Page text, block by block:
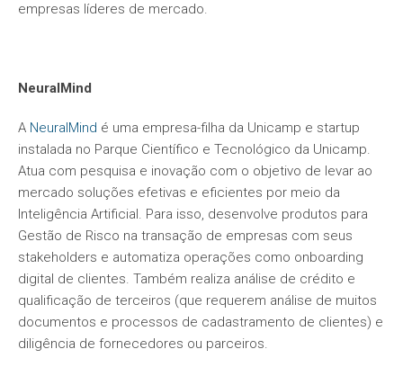
empresas líderes de mercado.
NeuralMind
A NeuralMind é uma empresa-filha da Unicamp e startup
instalada no Parque Científico e Tecnológico da Unicamp.
Atua com pesquisa e inovação com o objetivo de levar ao
mercado soluções efetivas e eficientes por meio da
Inteligência Artificial. Para isso, desenvolve produtos para
Gestão de Risco na transação de empresas com seus
stakeholders e automatiza operações como onboarding
digital de clientes. Também realiza análise de crédito e
qualificação de terceiros (que requerem análise de muitos
documentos e processos de cadastramento de clientes) e
diligência de fornecedores ou parceiros.